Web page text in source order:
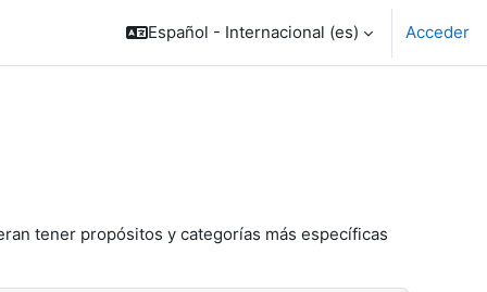
Español - Internacional ‎(es)‎ Acceder
tener propósitos y categorías más específicas